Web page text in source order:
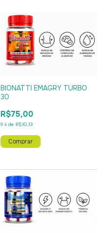
BIONATTI EMAGRY TURBO
30
R$75,00
9 x de R$10,13